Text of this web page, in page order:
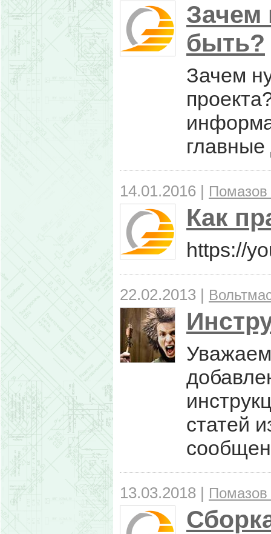
Зачем
быть?
Зачем
14.01.2016 |
Как
https://
22.02.2013 |
статей
13.03.2018 |